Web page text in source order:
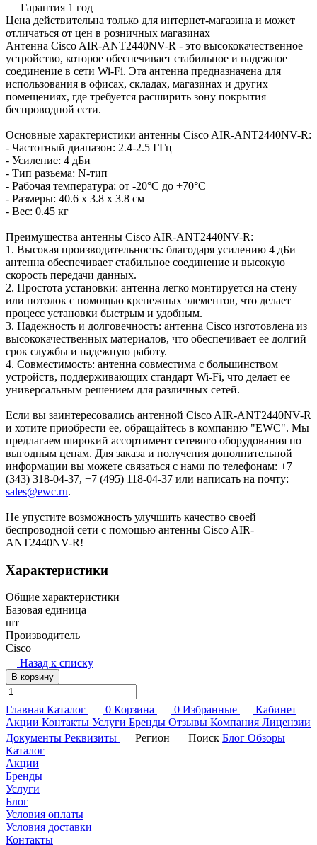
Гарантия 1 год
Цена действительна только для интернет-магазина и может
отличаться от цен в розничных магазинах
Антенна Cisco AIR-ANT2440NV-R - это высококачественное
устройство, которое обеспечивает стабильное и надежное
соединение в сети Wi-Fi. Эта антенна предназначена для
использования в офисах, складах, магазинах и других
помещениях, где требуется расширить зону покрытия
беспроводной сети.
Основные характеристики антенны Cisco AIR-ANT2440NV-R:
- Частотный диапазон: 2.4-2.5 ГГц
- Усиление: 4 дБи
- Тип разъема: N-тип
- Рабочая температура: от -20°C до +70°C
- Размеры: 40.6 x 3.8 x 3.8 см
- Вес: 0.45 кг
Преимущества антенны Cisco AIR-ANT2440NV-R:
1. Высокая производительность: благодаря усилению 4 дБи
антенна обеспечивает стабильное соединение и высокую
скорость передачи данных.
2. Простота установки: антенна легко монтируется на стену
или потолок с помощью крепежных элементов, что делает
процесс установки быстрым и удобным.
3. Надежность и долговечность: антенна Cisco изготовлена из
высококачественных материалов, что обеспечивает ее долгий
срок службы и надежную работу.
4. Совместимость: антенна совместима с большинством
устройств, поддерживающих стандарт Wi-Fi, что делает ее
универсальным решением для различных сетей.
Если вы заинтересовались антенной Cisco AIR-ANT2440NV-R
и хотите приобрести ее, обращайтесь в компанию "EWC". Мы
предлагаем широкий ассортимент сетевого оборудования по
выгодным ценам. Для заказа и получения дополнительной
информации вы можете связаться с нами по телефонам: +7
(343) 318-04-37, +7 (495) 118-04-37 или написать на почту:
sales@ewc.ru.
Не упустите возможность улучшить качество своей
беспроводной сети с помощью антенны Cisco AIR-
ANT2440NV-R!
Характеристики
Общие характеристики
Базовая единица
шт
Производитель
Cisco
Назад к списку
В корзину
Главная Каталог 0 Корзина 0 Избранные
Кабинет
Акции Контакты Услуги Бренды Отзывы Компания Лицензии
Документы Реквизиты Регион Поиск Блог Обзоры
Каталог
Акции
Бренды
Услуги
Блог
Условия оплаты
Условия доставки
Контакты